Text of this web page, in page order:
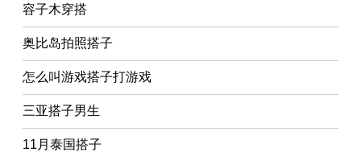
容子木穿搭
奥比岛拍照搭子
怎么叫游戏搭子打游戏
三亚搭子男生
11月泰国搭子